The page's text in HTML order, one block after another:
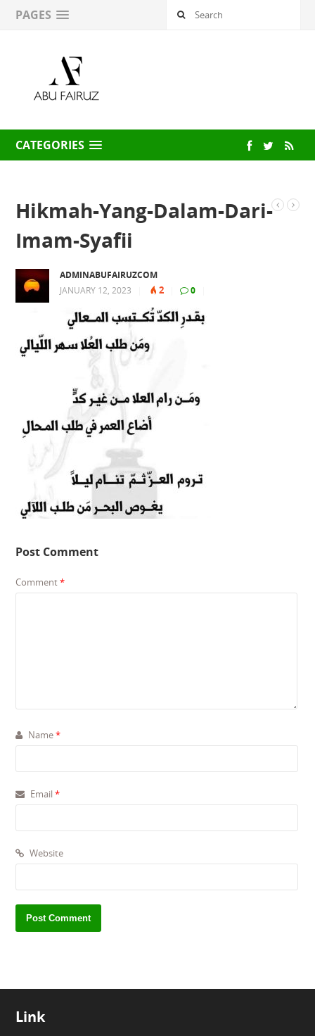
PAGES
CATEGORIES
Hikmah-Yang-Dalam-Dari-
Imam-Syafii
ADMINABUFAIRUZCOM
JANUARY 12, 2023
2 0
Post Comment
Comment*
Name*
Email*
Website
Link